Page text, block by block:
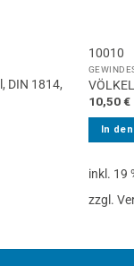
DIN 1814,
10010
10,50€
In
inkl. 19
zzgl.